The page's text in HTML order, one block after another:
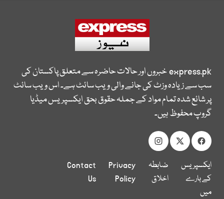
express.pkخبروں اور حالات حاضرہ سے متعلق پاکستان کی
سب سے زیادہ وزٹ کی جانے والی ویب سائٹ ہے۔ اس ویب سائٹ
پر شائع شدہ تمام مواد کے جملہ حقوق بحق ایکسپریس میڈیا
گروپ محفوظ ہیں۔
ایکسپریس
کے بارے
میں
ضابطہ
اخلاق
Privacy
Policy
Contact
Us